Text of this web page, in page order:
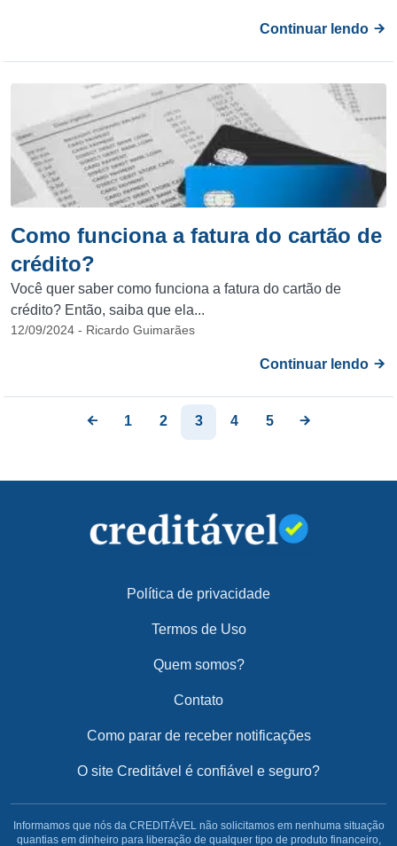
Continuar lendo
Como funciona a fatura do cartão de
crédito?
Você quer saber como funciona a fatura do cartão de
crédito? Então, saiba que ela...
12/09/2024 - Ricardo Guimarães
Continuar lendo
1 2 3 4 5
Política de privacidade
Termos de Uso
Quem somos?
Contato
Como parar de receber notificações
O site Creditável é confiável e seguro?
Informamos que nós da CREDITÁVEL não solicitamos em nenhuma situação
quantias em dinheiro para liberação de qualquer tipo de produto financeiro,